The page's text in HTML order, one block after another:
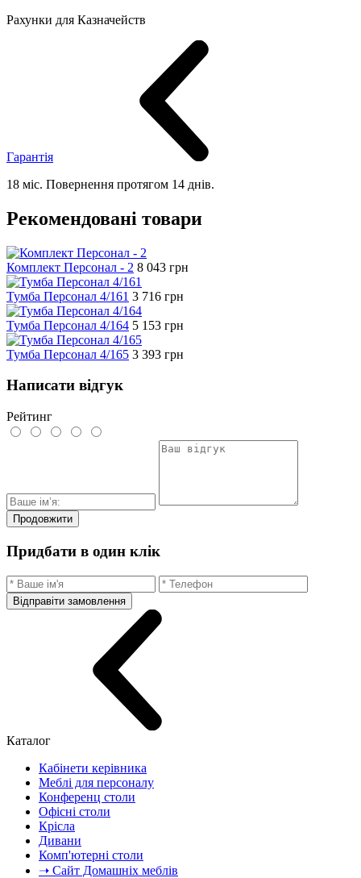
Рахунки для Казначейств
Гарантія
18 міс. Повернення протягом 14 днів.
Рекомендовані товари
Комплект Персонал - 2 8 043 грн
Тумба Персонал 4/161 3 716 грн
Тумба Персонал 4/164 5 153 грн
Тумба Персонал 4/165 3 393 грн
Написати відгук
Рейтинг
Продовжити
Придбати в один клік
Відправіти замовлення
Каталог
Кабінети керівника
Меблі для персоналу
Конференц столи
Офісні столи
Крісла
Дивани
Комп'ютерні столи
➝ Сайт Домашніх меблів